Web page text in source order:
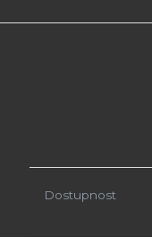
Dostupnost